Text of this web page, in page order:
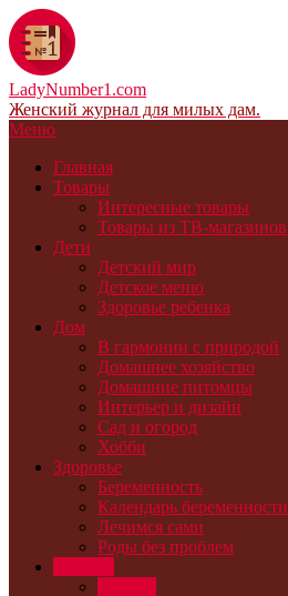
LadyNumber1.com
Женский журнал для милых дам.
Меню
Главная
Товары
Интересные товары
Товары из ТВ-магазинов
Дети
Детский мир
Детское меню
Здоровье ребенка
Дом
В гармонии с природой
Домашнее хозяйство
Домашние питомцы
Интерьер и дизайн
Сад и огород
Хобби
Здоровье
Беременность
Календарь беременности
Лечимся сами
Роды без проблем